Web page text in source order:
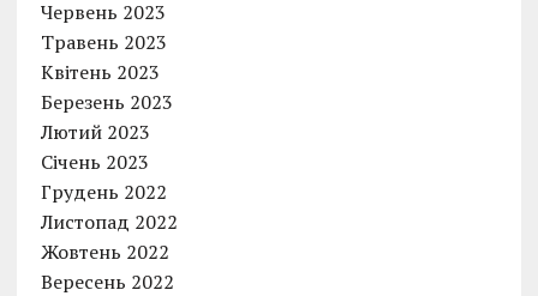
Червень 2023
Травень 2023
Квітень 2023
Березень 2023
Лютий 2023
Січень 2023
Грудень 2022
Листопад 2022
Жовтень 2022
Вересень 2022